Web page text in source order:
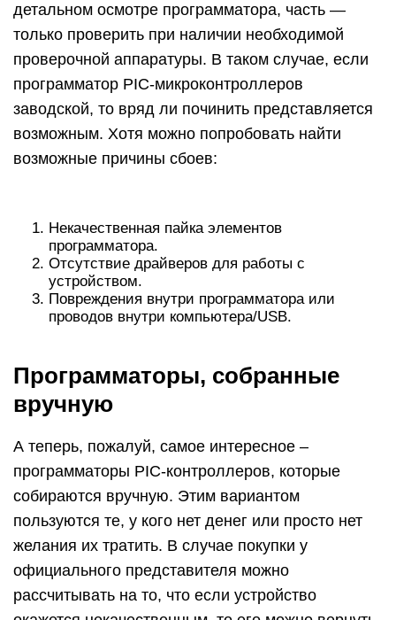
детальном осмотре программатора, часть —
только проверить при наличии необходимой
проверочной аппаратуры. В таком случае, если
программатор PIC-микроконтроллеров
заводской, то вряд ли починить представляется
возможным. Хотя можно попробовать найти
возможные причины сбоев:
Некачественная пайка элементов
программатора.
Отсутствие драйверов для работы с
устройством.
Повреждения внутри программатора или
проводов внутри компьютера/USB.
Программаторы, собранные
вручную
А теперь, пожалуй, самое интересное –
программаторы PIC-контроллеров, которые
собираются вручную. Этим вариантом
пользуются те, у кого нет денег или просто нет
желания их тратить. В случае покупки у
официального представителя можно
рассчитывать на то, что если устройство